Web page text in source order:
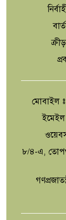
মোবাইল
ইমেইল
৮/৪-এ,